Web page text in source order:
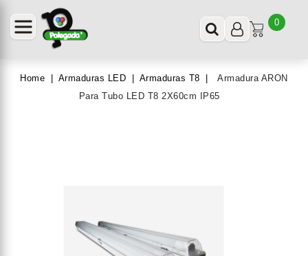
0
Home Armaduras LED Armaduras T8
Armadura ARON
Para Tubo LED T8 2X60cm IP65